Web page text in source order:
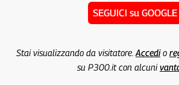
SEGUICI su GOOGLE
Stai visualizzando da visitatore. Accedio
su P300.it con alcuni